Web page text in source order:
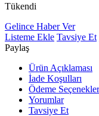
Tükendi
Gelince Haber Ver
Listeme Ekle Tavsiye Et
Paylaş
Ürün Açıklaması
İade Koşulları
Ödeme
Yorumlar
Tavsiye Et